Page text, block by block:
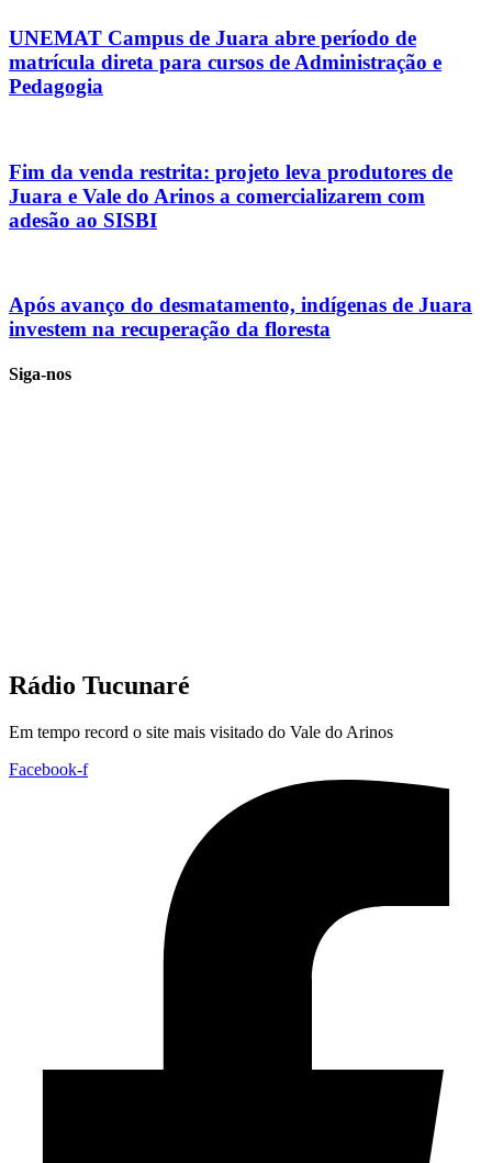
UNEMAT Campus de Juara abre período de
matrícula direta para cursos de Administração e
Pedagogia
Fim da venda restrita: projeto leva produtores de
Juara e Vale do Arinos a comercializarem com
adesão ao SISBI
Após avanço do desmatamento, indígenas de Juara
investem na recuperação da floresta
Siga-nos
Rádio Tucunaré
Em tempo record o site mais visitado do Vale do Arinos
Facebook-f